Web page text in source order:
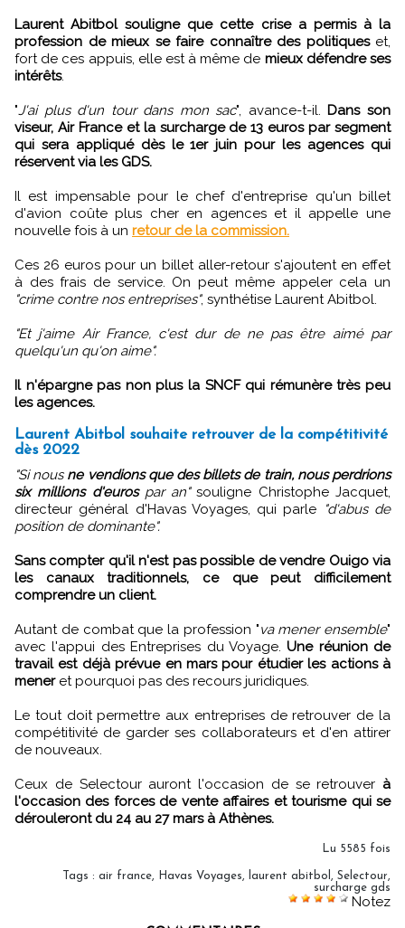
Laurent Abitbol souligne que cette crise a permis à la
profession de mieux se faire connaître des politiqueset,
fort de ces appuis, elle est à même de mieux défendre ses
intérêts.
"J'ai plus d'un tour dans mon sac", avance-t-il. Dans son
viseur, Air France et la surcharge de 13 euros par segment
qui sera appliqué dès le 1er juin pour les agences qui
réservent via les GDS.
Il est impensable pour le chef d'entreprise qu'un billet
d'avion coûte plus cher en agences et il appelle une
nouvelle fois à un retour de la commission.
Ces 26 euros pour un billet aller-retour s'ajoutent en effet
à des frais de service. On peut même appeler cela un
"crime contre nos entreprises", synthétise Laurent Abitbol.
"Et j'aime Air France, c'est dur de ne pas être aimé par
quelqu'un qu'on aime".
Il n'épargne pas non plus la SNCF qui rémunère très peu
les agences.
Laurent Abitbol souhaite retrouver de la compétitivité
dès 2022
"Si nous ne vendions que des billets de train, nous perdrions
six millions d'eurospar an"souligne Christophe Jacquet,
directeur général d'Havas Voyages, qui parle
"d'abus de
position de dominante".
Sans compter qu'il n'est pas possible de vendre Ouigo via
les canaux traditionnels, ce que peut difficilement
comprendre un client.
Autant de combat que la profession "va mener ensemble"
avec l'appui des Entreprises du Voyage.Une réunion de
travail est déjà prévue en mars pour étudier les actions à
meneret pourquoi pas des recours juridiques.
Le tout doit permettre aux entreprises de retrouver de la
compétitivité de garder ses collaborateurs et d'en attirer
de nouveaux.
Ceux de Selectour auront l'occasion de se retrouver à
l'occasion des forces de vente affaires et tourisme qui se
dérouleront du 24 au 27 mars à Athènes.
Lu 5585 fois
Tags : air france, Havas Voyages, laurent abitbol , Selectour,
surcharge gds
Notez